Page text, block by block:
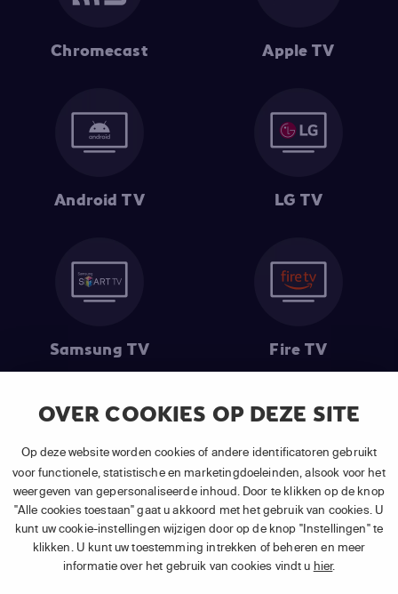
OVER COOKIES OP DEZE SITE
Op deze website worden cookies of andere identificatoren gebruikt
voor functionele, statistische en marketingdoeleinden, alsook voor het
weergeven van gepersonaliseerde inhoud. Door te klikken op de knop
"Alle cookies toestaan" gaat u akkoord met het gebruik van cookies. U
kunt uw cookie-instellingen wijzigen door op de knop "Instellingen" te
klikken. U kunt uw toestemming intrekken of beheren en meer
informatie over het gebruik van cookies vindt u hier.
Chromecast Apple TV
Android TV LG TV
Samsung TV Fire TV
(1) De eerste 30 dagen gratis: Geldig op alle nieuwe abonnementen
van APP TV Light, Basic of Plus.
(2) Prijs abonnement : Incl. BTW.
(3) Restart & Replayis beschikbaar voorvolgende zendersafhankelijk
van je gekozen pakket.